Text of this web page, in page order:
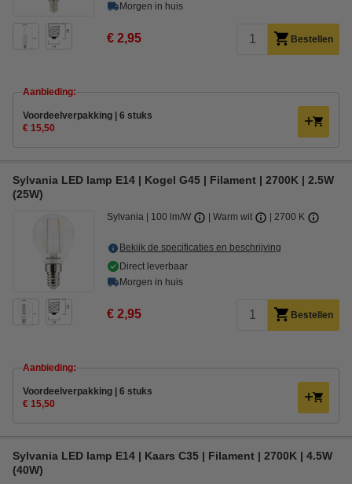
Morgen in huis
€ 2,95 Bestellen
Aanbieding:
Voordeelverpakking | 6 stuks
€ 15,50
Sylvania LED lamp E14 | Kogel G45 | Filament | 2700K | 2.5W
(25W)
Sylvania 100 lm/W Warm wit 2700 K
Bekijk de specificaties en beschrijving
Direct leverbaar
Morgen in huis
€ 2,95 Bestellen
Aanbieding:
Voordeelverpakking | 6 stuks
€ 15,50
Sylvania LED lamp E14 | Kaars C35 | Filament | 2700K | 4.5W
(40W)